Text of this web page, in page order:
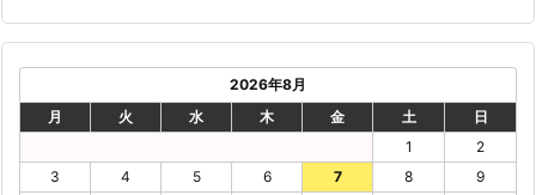
2026年8月
月
火 水 木 金 土 日
1
2
3
4 5 6 7 8
9